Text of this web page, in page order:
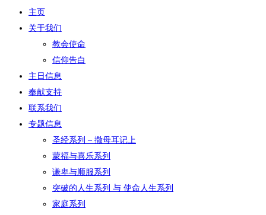
主页
关于我们
教会使命
信仰告白
主日信息
奉献支持
联系我们
专题信息
圣经系列 – 撒母耳记上
蒙福与喜乐系列
谦卑与顺服系列
突破的人生系列 与 使命人生系列
家庭系列